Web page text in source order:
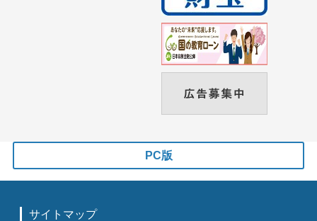
PC版
サイトマップ